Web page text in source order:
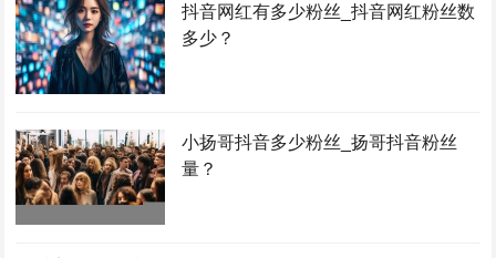
抖音网红有多少粉丝_抖音网红粉丝数
多少？
小扬哥抖音多少粉丝_扬哥抖音粉丝
量？